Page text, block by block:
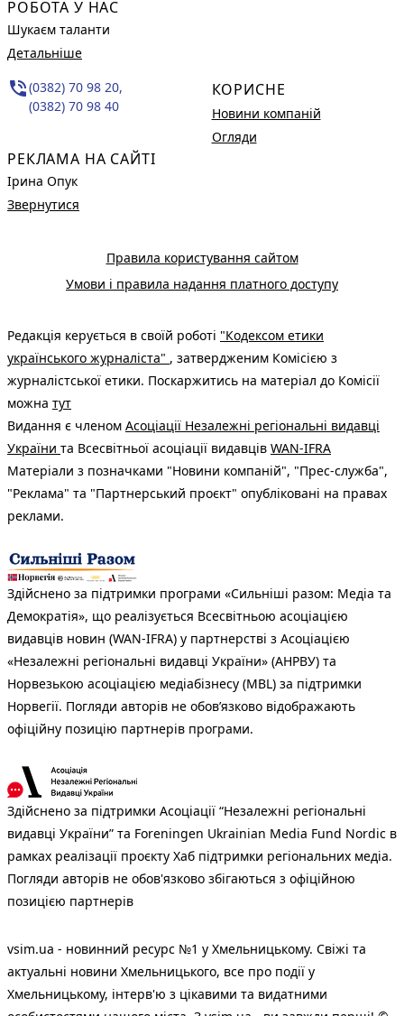
РОБОТА У НАС
Шукаєм таланти
Детальніше
phone_in_talk(0382) 70 98 20,
(0382) 70 98 40
РЕКЛАМА НА САЙТІ
Ірина Опук
Звернутися
КОРИСНЕ
Новини компаній
Огляди
Правила користування сайтом
Умови і правила надання платного доступу
Редакція керується в своїй роботі "Кодексом етики
українського журналіста" , затвердженим Комісією з
журналістської етики. Поскаржитись на матеріал до Комісії
можна тут
Видання є членом Асоціації Незалежні регіональні видавці
України та Всесвітньої асоціації видавців WAN-IFRA
Матеріали з позначками "Новини компаній", "Прес-служба",
"Реклама" та "Партнерський проєкт" опубліковані на правах
реклами.
Здійснено за підтримки програми «Сильніші разом: Медіа та
Демократія», що реалізується Всесвітньою асоціацією
видавців новин (WAN-IFRA) у партнерстві з Асоціацією
«Незалежні регіональні видавці України» (АНРВУ) та
Норвезькою асоціацією медіабізнесу (MBL) за підтримки
Норвегії. Погляди авторів не обов’язково відображають
офіційну позицію партнерів програми.
Здійснено за підтримки Асоціації “Незалежні регіональні
видавці України” та Foreningen Ukrainian Media Fund Nordic в
рамках реалізації проєкту Хаб підтримки регіональних медіа.
Погляди авторів не обов'язково збігаються з офіційною
позицією партнерів
vsim.ua - новинний ресурс №1 у Хмельницькому. Свіжі та
актуальні новини Хмельницького, все про події у
Хмельницькому, інтерв'ю з цікавими та видатними